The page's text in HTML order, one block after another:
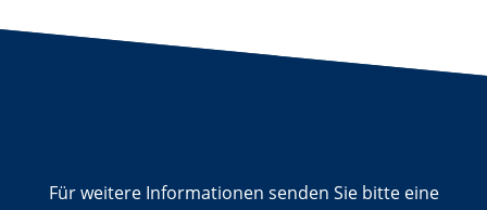
Für weitere Informationen senden Sie bitte eine